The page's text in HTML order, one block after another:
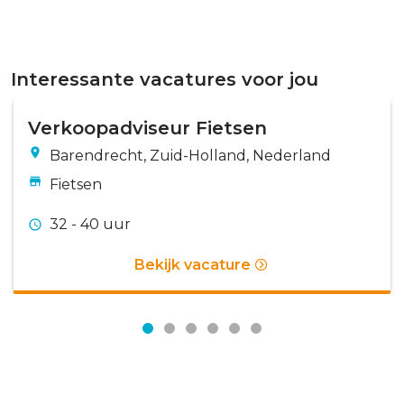
Interessante vacatures voor jou
Verkoopadviseur Fietsen
Barendrecht, Zuid-Holland, Nederland
Fietsen
32 - 40 uur
Bekijk vacature